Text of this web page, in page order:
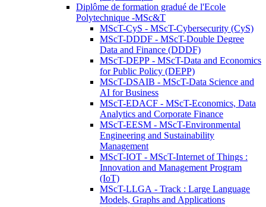
Diplôme de formation gradué de l'Ecole
Polytechnique -MSc&T
MScT-CyS - MScT-Cybersecurity (CyS)
MScT-DDDF - MScT-Double Degree
Data and Finance (DDDF)
MScT-DEPP - MScT-Data and Economics
for Public Policy (DEPP)
MScT-DSAIB - MScT-Data Science and
AI for Business
MScT-EDACF - MScT-Economics, Data
Analytics and Corporate Finance
MScT-EESM - MScT-Environmental
Engineering and Sustainability
Management
MScT-IOT - MScT-Internet of Things :
Innovation and Management Program
(IoT)
MScT-LLGA - Track : Large Language
Models, Graphs and Applications